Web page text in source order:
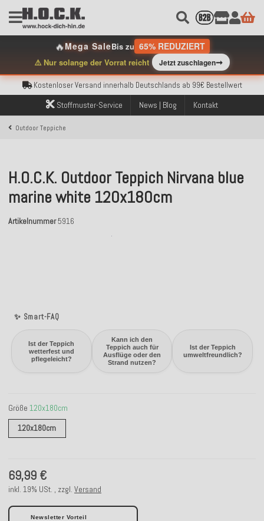
🔥Mega SaleBis zu 65% REDUZIERT
⚠️ Nur solange der Vorrat reicht Jetzt zuschlagen➞
Kostenloser Versand innerhalb Deutschlands ab 99€ Bestellwert
Über 120.000 erfolgreich versendete Bestellungen
Sicher bezahlen mit Klarna, PayPal & Amazon Pay
Kostenloser Versand innerhalb Deutschlands ab 99€ Bestellwert
Über 120.000 erfolgreich versendete Bestellungen
Sicher bezahlen mit Klarna, PayPal & Amazon Pay
Kostenloser Versand innerhalb Deutschlands ab 99€ Bestellwert
Stoffmuster-Service News | Blog Kontakt
Outdoor Teppiche
✨ Smart-FAQ
Ist der Teppich
wetterfest und
pflegeleicht?
Kann ich den
Teppich auch für
Ausflüge oder den
Strand nutzen?
Ist der Teppich
umweltfreundlich?
H.O.C.K. Outdoor Teppich Nirvana blue
marine white 120x180cm
Artikelnummer5916
Größe 120x180cm
120x180cm120x180cm
69,99 €
inkl. 19% USt. , zzgl. Versand
Newsletter Vorteil